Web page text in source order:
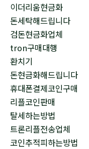
이더리움현금화
돈세탁해드립니다
검돈현금화업체
tron구매대행
환치기
돈현금화해드립니다
휴대폰결제코인구매
리플코인판매
탈세하는방법
트론리플전송업체
코인추적피하는방법